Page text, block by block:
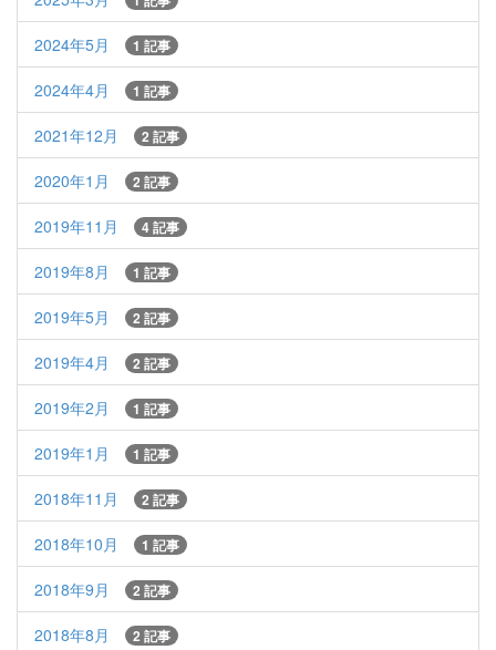
2024年5月 1 記事
2024年4月 1 記事
2021年12月 2 記事
2020年1月 2 記事
2019年11月 4 記事
2019年8月 1 記事
2019年5月 2 記事
2019年4月 2 記事
2019年2月 1 記事
2019年1月 1 記事
2018年11月 2 記事
2018年10月 1 記事
2018年9月 2 記事
2018年8月 2 記事